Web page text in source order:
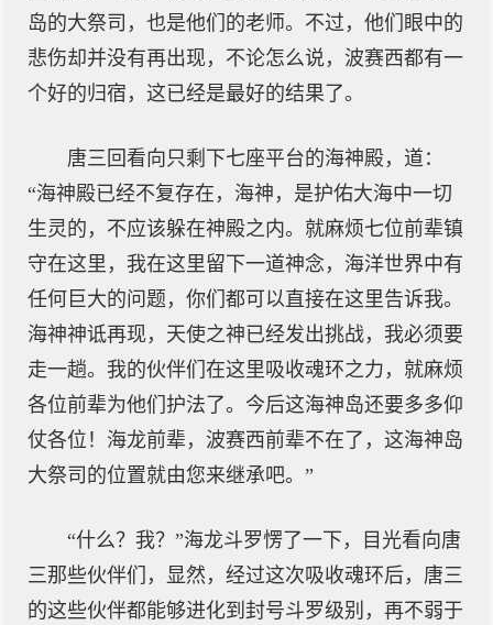
岛的大祭司，也是他们的老师。不过，他们眼中的
悲伤却并没有再出现，不论怎么说，波赛西都有一
个好的归宿，这已经是最好的结果了。
唐三回看向只剩下七座平台的海神殿，道：
“海神殿已经不复存在，海神，是护佑大海中一切
生灵的，不应该躲在神殿之内。就麻烦七位前辈镇
守在这里，我在这里留下一道神念，海洋世界中有
任何巨大的问题，你们都可以直接在这里告诉我。
海神神诋再现，天使之神已经发出挑战，我必须要
走一趟。我的伙伴们在这里吸收魂环之力，就麻烦
各位前辈为他们护法了。今后这海神岛还要多多仰
仗各位！海龙前辈，波赛西前辈不在了，这海神岛
大祭司的位置就由您来继承吧。”
“什么？我？”海龙斗罗愣了一下，目光看向唐
三那些伙伴们，显然，经过这次吸收魂环后，唐三
的这些伙伴都能够进化到封号斗罗级别，再不弱于